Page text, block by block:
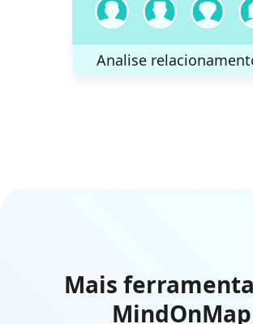
Analise
Mais
MindOnMap